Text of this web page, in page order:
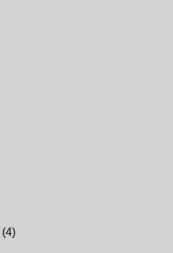
(4)